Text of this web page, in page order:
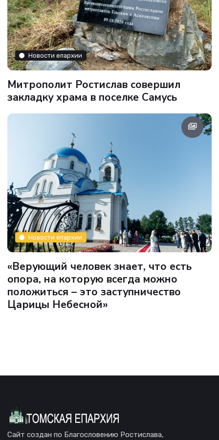
Новости епархии
Митрополит Ростислав совершил
закладку храма в поселке Самусь
Новости епархии
«Верующий человек знает, что есть
опора, на которую всегда можно
положиться – это заступничество
Царицы Небесной»
Сайт создан по Благословению Ростислава,